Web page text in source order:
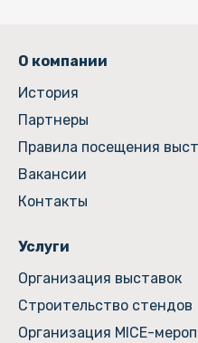
О компании
История
Партнеры
Правила посещения
Вакансии
Контакты
Услуги
Организация выставок
Строительство стендов
Организация MICE-